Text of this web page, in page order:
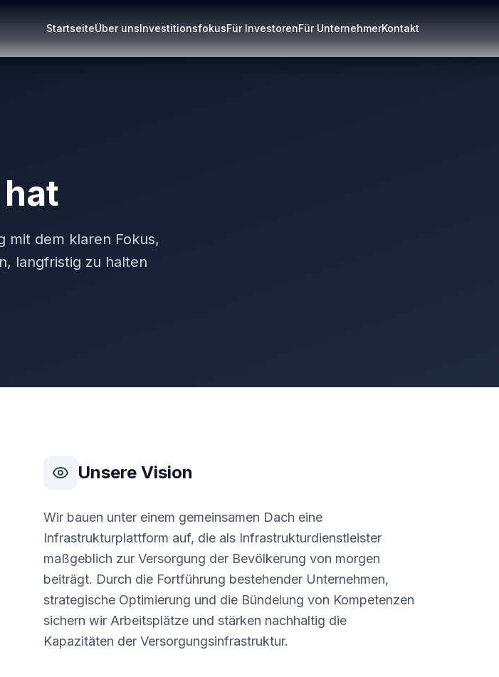
StartseiteÜber unsInvestitionsfokusFür InvestorenFür UnternehmerKontakt
mit dem klaren Fokus,
langfristig zu halten
Unsere Vision
Wir bauen unter einem gemeinsamen Dach eine
Infrastrukturplattform auf, die als Infrastrukturdienstleister
maßgeblich zur Versorgung der Bevölkerung von morgen
beiträgt. Durch die Fortführung bestehender Unternehmen,
strategische Optimierung und die Bündelung von Kompetenzen
sichern wir Arbeitsplätze und stärken nachhaltig die
Kapazitäten der Versorgungsinfrastruktur.